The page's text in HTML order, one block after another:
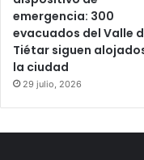
emergencia: 300
evacuados del Valle
Tiétar siguen
la ciudad
29 julio, 2026